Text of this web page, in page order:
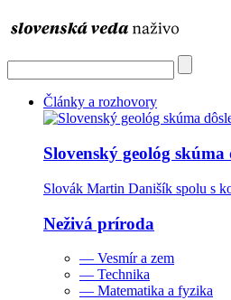
Články a rozhovory
Slovenský geológ
Slovák Martin Danišík spolu s
Neživá príroda
— Vesmír a zem
— Technika
— Matematika a fyzika